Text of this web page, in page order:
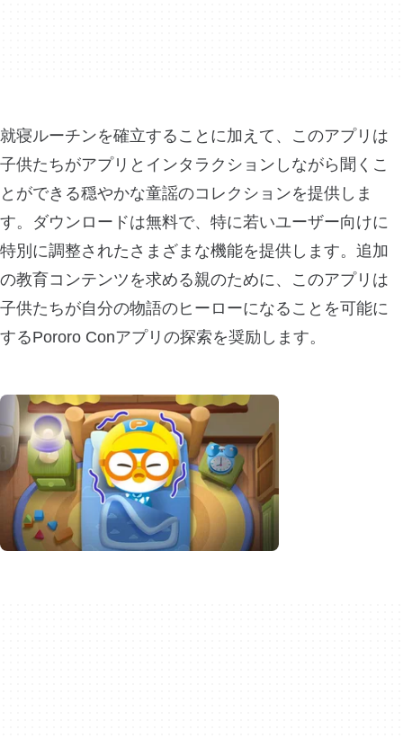
就寝ルーチンを確立することに加えて、このアプリは
子供たちがアプリとインタラクションしながら聞くこ
とができる穏やかな童謡のコレクションを提供しま
す。ダウンロードは無料で、特に若いユーザー向けに
特別に調整されたさまざまな機能を提供します。追加
の教育コンテンツを求める親のために、このアプリは
子供たちが自分の物語のヒーローになることを可能に
するPororo Conアプリの探索を奨励します。